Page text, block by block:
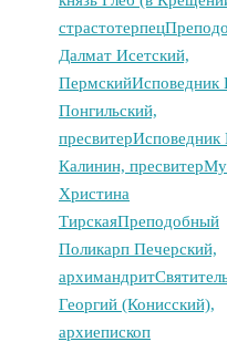
страстотерпец
Далмат Исетский,
ПермскийИсповедник
Понгильский,
пресвитерИсповедник
Калинин, пресвитер
Христина
ТирскаяПреподобный
Поликарп Печерский,
архимандрит
Георгий (Конисский),
архиепископ